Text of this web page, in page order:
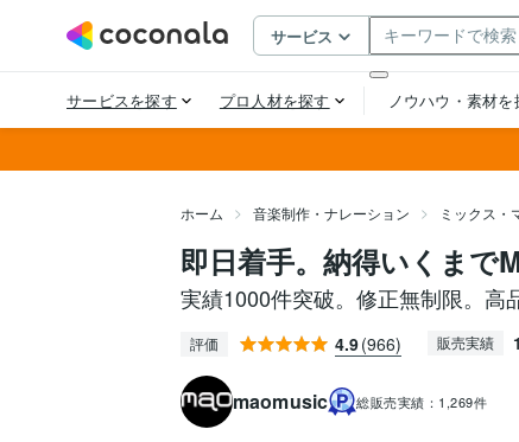
ホーム 音楽制作・ナレーション ミックス・
即日着手。納得いくまで
実績1000件突破。修正無制限。高
評価 4.9(966) 販売実績
maomusic 総販売実績： 1,269件